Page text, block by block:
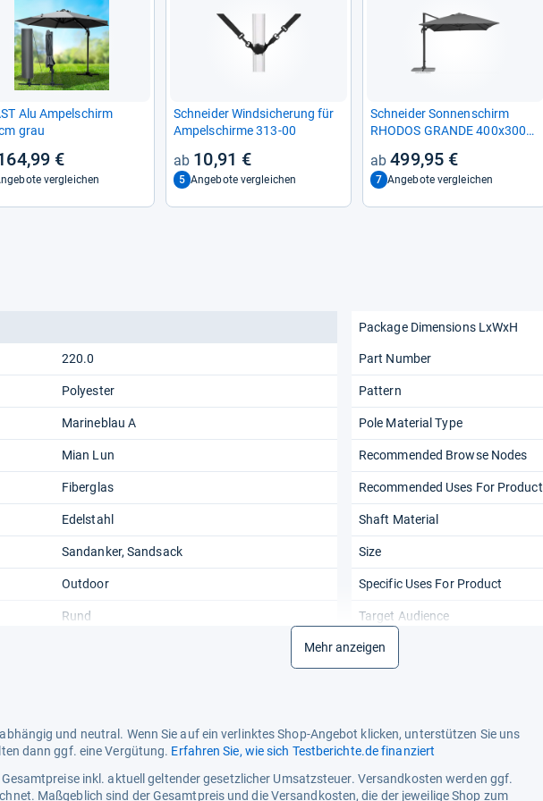
Alu Ampel­schirm
grau
€
vergleichen
Schnei­der Wind­si­che­rung für
Ampel­schirme 313-​00
10,91 €
5 Angebote vergleichen
Schnei­der Son­nen­schirm
RHO­DOS GRANDE 400x300
499,95 €
7 Angebote vergleichen
220.0
Polyester
Marineblau A
Mian Lun
Fiberglas
Edelstahl
Sandanker, Sandsack
Outdoor
Rund
Package Dimensions LxWxH
Part Number
Pattern
Pole Material Type
Recommended Browse Nodes
Recommended Uses For Product
Shaft Material
Size
Specific Uses For Product
Target Audience
Umbrella Tilt Mechanism
Mehr anzeigen
und neutral. Wenn Sie auf ein verlinktes Shop-Angebot klicken, unterstützen Sie uns
dann ggf. eine Vergütung. Erfahren Sie, wie sich Testberichte.de finanziert
Gesamtpreise inkl. aktuell geltender gesetzlicher Umsatzsteuer. Versandkosten werden ggf.
Maßgeblich sind der Gesamtpreis und die Versandkosten, die der jeweilige Shop zum